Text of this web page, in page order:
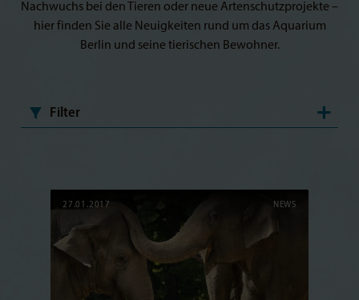
Nachwuchs bei den Tieren oder neue Artenschutzprojekte –
hier finden Sie alle Neuigkeiten rund um das Aquarium
Berlin und seine tierischen Bewohner.
Filter
27.01.2017 NEWS